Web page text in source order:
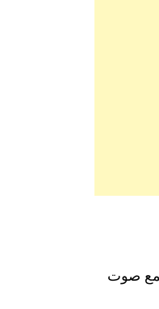
صوت